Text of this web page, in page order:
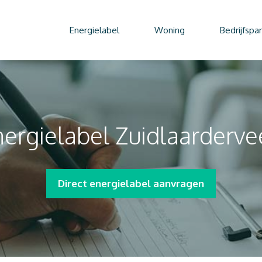
Energielabel Woning
Direct energielabel aanvragen